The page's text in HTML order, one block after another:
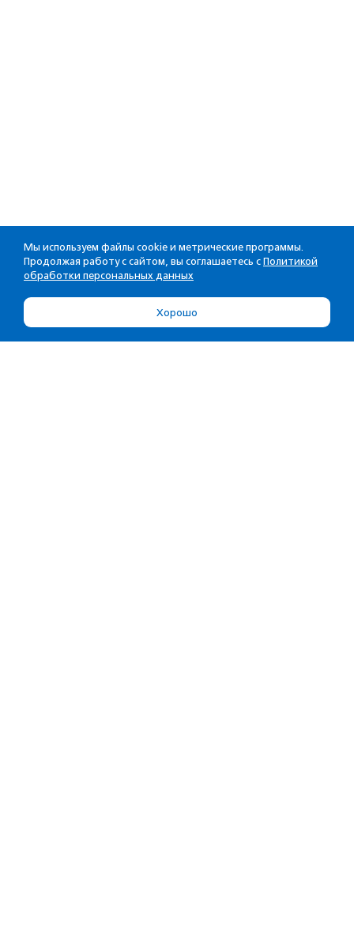
Мы используем файлы cookie и метрические программы.
Продолжая работу с сайтом, вы соглашаетесь с Политикой
обработки персональных данных
Хорошо